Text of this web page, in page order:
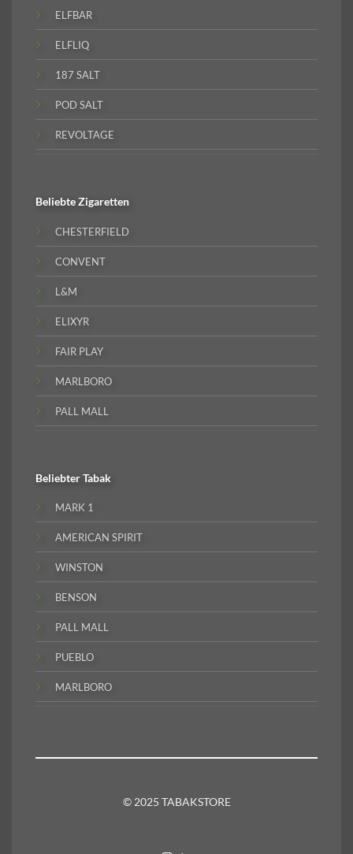
ELFBAR
ELFLIQ
187 SALT
POD SALT
REVOLTAGE
BeliebteZigaretten
CHESTERFIELD
CONVENT
L&M
ELIXYR
FAIR PLAY
MARLBORO
PALL MALL
BeliebterTabak
MARK 1
AMERICAN SPIRIT
WINSTON
BENSON
PALL MALL
PUEBLO
MARLBORO
© 2025 TABAKSTORE